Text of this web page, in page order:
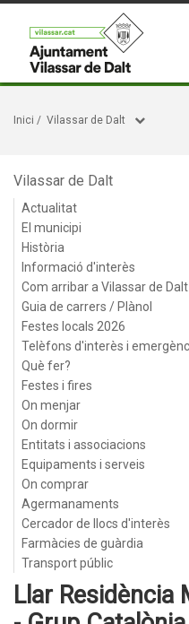
Inici / Vilassar de Dalt
Vilassar de Dalt
Actualitat
El municipi
Història
Informació d'interès
Com arribar a Vilassar de Dalt
Guia de carrers / Plànol
Festes locals 2026
Telèfons d'interès i
Què fer?
Festes i fires
On menjar
On dormir
Entitats i associacions
Equipaments i serveis
On comprar
Agermanaments
Cercador de llocs d'interès
Farmàcies de guàrdia
Transport públic
Llar Residència